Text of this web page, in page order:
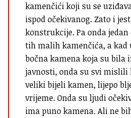
kamenčići koji su se
ispod očekivanog. Zato i
konstrukcije. Pa onda
tih malih kamenčića, a
bočna kamena koja su bila
javnosti, onda su svi mislili
veliki bijeli kamen, lijepo
vrijeme. Onda su ljudi
ima puno kamena. Ali ne